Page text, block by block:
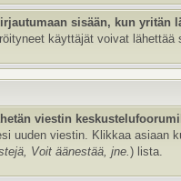
sisään, kun yritän
käyttäjät voivat
viestin
uuden viestin. Klikkaa asiaan
Voit äänestää, jne.) lista.